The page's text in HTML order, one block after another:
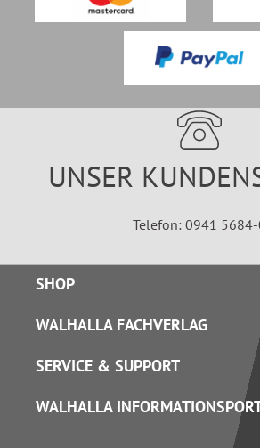
UNSER
Telefon: 0941
SHOP
WALHALLA FACHVERLAG
SERVICE & SUPPORT
WALHALLA